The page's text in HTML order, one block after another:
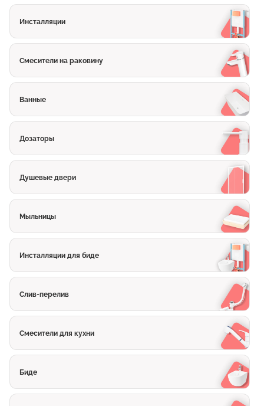
Инсталляции
Смесители на раковину
Ванные
Дозаторы
Душевые двери
Мыльницы
Инсталляции для биде
Слив-перелив
Смесители для кухни
Биде